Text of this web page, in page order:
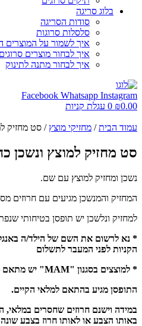
בלוג סריגה
סודות הסריגה
סלסלות סרוגות
איך לשמור על המוצרים
איך לבחור מוצרים
איך לבחור מתנה לתינוק
Facebook Whatsapp Instagram
₪0.00
0 עגלת קניות
עמוד הבית/ מחזיקי מוצץ / סט מחזיק
סט מחזיק למוצץ ונשכן
נשכן ומחזיק למוצץ עם שם.
המחזיק והמנשכן מגיעים עם חרוזים
למחזיק ונלשכן יש תופסן בטיחותי
* נא לרשום את השם של הילד/ה
הקניות לפני המעבר לתשלום
* למוצצים בסגנון "MAM" יש מתאם מיוחד.
התופסן מגיע בהתאם למלאי הקיים.
במידה וישנם חרוזים שחסרים במלאי,
באותו הצבע או לאותו חרוז בצבע